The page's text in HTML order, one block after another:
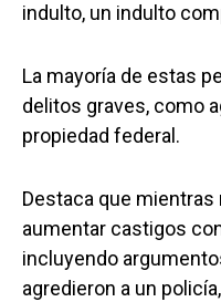
indulto, un indulto
La mayoría de estas
delitos graves, como
propiedad federal.
Destaca que
aumentar castigos
incluyendo
agredieron a un